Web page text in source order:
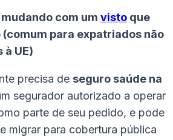
com um visto que
para expatriados não
UE)
precisa de seguro saúde na
segurador autorizado a operar
parte de seu pedido, e pode
migrar para cobertura pública